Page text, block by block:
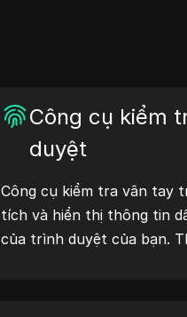
Công cụ kiểm
duyệt
Công cụ kiểm tra vân tay
tích và hiển thị thông tin
của trình duyệt của bạn.